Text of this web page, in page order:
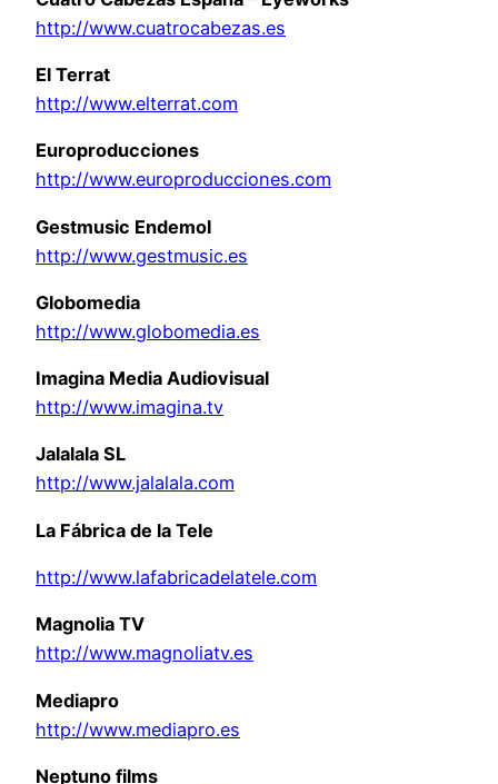
http://www.cuatrocabezas.es
El Terrat
http://www.elterrat.com
Europroducciones
http://www.europroducciones.com
Gestmusic Endemol
http://www.gestmusic.es
Globomedia
http://www.globomedia.es
Imagina Media Audiovisual
http://www.imagina.tv
Jalalala SL
http://www.jalalala.com
La Fábrica de la Tele
http://www.lafabricadelatele.com
Magnolia TV
http://www.magnoliatv.es
Mediapro
http://www.mediapro.es
Neptuno films